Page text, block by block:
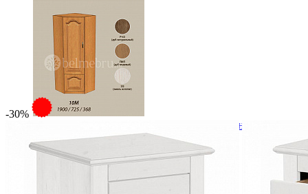
Модульная гостиная Вилия-М Шкаф комбинированный
64 488 ₽
В корзину
-30%